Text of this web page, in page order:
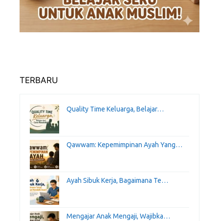
TERBARU
Quality Time Keluarga, Belajar…
Qawwam: Kepemimpinan Ayah Yang…
Ayah Sibuk Kerja, Bagaimana Te…
Mengajar Anak Mengaji, Wajibka…